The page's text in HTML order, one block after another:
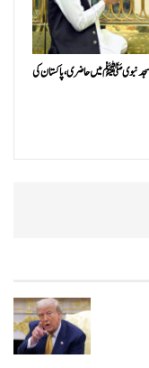
نبوی ﷺ میں حاضری، پاکستان کی